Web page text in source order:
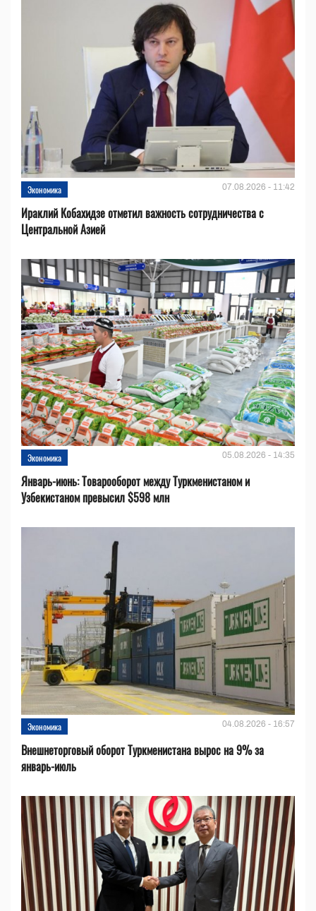
Экономика 07.08.2026 - 11:42
Ираклий Кобахидзе отметил важность сотрудничества с
Центральной Азией
Экономика 05.08.2026 - 14:35
Январь-июнь: Товарооборот между Туркменистаном и
Узбекистаном превысил $598 млн
Экономика 04.08.2026 - 16:57
Внешнеторговый оборот Туркменистана вырос на 9% за
январь-июль